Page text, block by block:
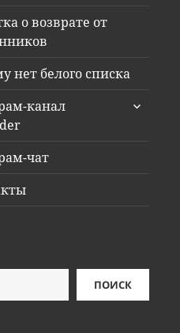
о возврате от
нет белого списка
канал
раскрыть
чат
ПОИСК